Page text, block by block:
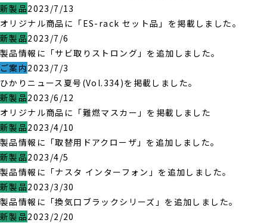
新製品2023/7/13
オリジナル商品に「ES-rack セット品」を掲載しました。
新製品2023/7/6
製品情報に「サビ取りストロング」を追加しました。
ご案内2023/7/3
ひかりニュース夏号(Vol.334)を掲載しました。
新製品2023/6/12
オリジナル商品に「難燃マスカー」を掲載しました
新製品2023/4/10
製品情報に「取替用ドアクローザ」を追加しました。
新製品2023/4/5
製品情報に「ナスタ インターフォン」を追加しました。
新製品2023/3/30
製品情報に「換気口ブラックシリーズ」を追加しました。
新製品2023/2/20